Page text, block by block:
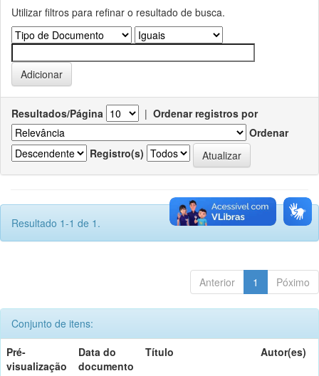
Utilizar filtros para refinar o resultado de busca.
Resultados/Página | Ordenar registros por
Ordenar
Registro(s)
Resultado 1-1 de 1.
Anterior 1 Póximo
Conjunto de itens:
Pré-
visualização
Data do
documento
Título Autor(es)